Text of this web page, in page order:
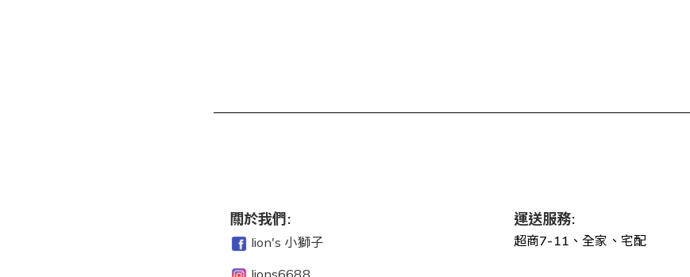
關於我們:
lion's 小獅子
lions6688
運送服務:
超商7-11、全家、宅配